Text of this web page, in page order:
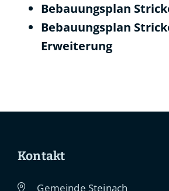
Bebauungsplan
Bebauungsplan
Erweiterung
Kontakt
Gemeinde Steinach